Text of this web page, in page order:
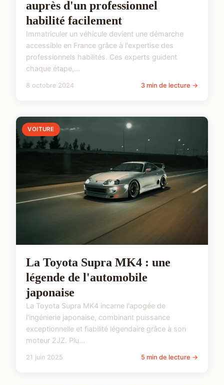
auprès d'un professionnel
habilité facilement
Immatriculer un véhicule devient une démarche
accessible en France grâce à l'expertise des
professionnels habilités. Ces experts guident
chaque étape,...
8 octobre 2024 3 min de lecture →
VOITURE
La Toyota Supra MK4 : une
légende de l'automobile
japonaise
La Toyota Supra MK4 incarne l'apogée de
l'ingénierie japonaise, combinant puissance
exceptionnelle et fiabilité légendaire grâce à son
moteur 2JZ. Plu...
21 juin 2025 5 min de lecture →